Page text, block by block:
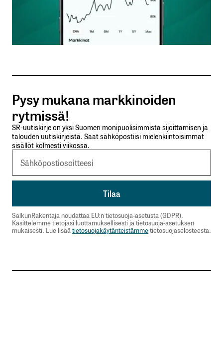
Nimesi tai nimimerkkisi
Sähköpostiosoitteesi
Tilaa SalkunRakentajan uutiskirje
Lähetä kommentti
Pysy mukana markkinoiden
rytmissä!
SR-uutiskirje on yksi Suomen monipuolisimmista sijoittamisen ja
talouden uutiskirjeistä. Saat sähköpostiisi mielenkiintoisimmat
sisällöt kolmesti viikossa.
SalkunRakentaja noudattaa EU:n tietosuoja-asetusta (GDPR).
Käsittelemme tietojasi luottamuksellisesti ja tietosuoja-asetuksen
mukaisesti. Lue lisää tietosuojakäytänteistämmetietosuojaselosteesta.